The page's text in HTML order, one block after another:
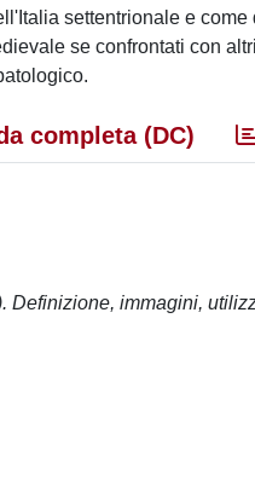
settentrionale e
se confrontati con
completa (DC)
Definizione, immagini,